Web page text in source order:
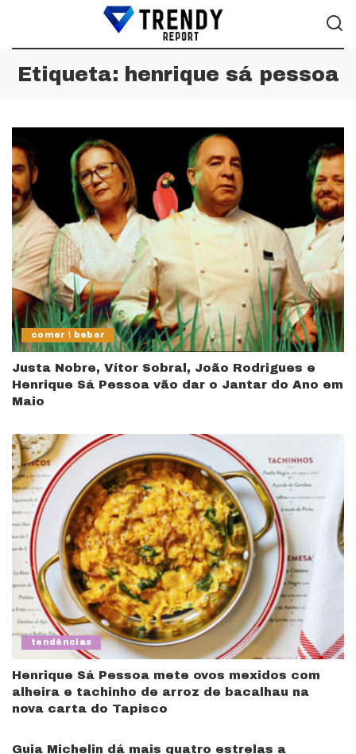
Etiqueta: henrique sá pessoa
comer \ beber
Justa Nobre, Vítor Sobral, João Rodrigues e
Henrique Sá Pessoa vão dar o Jantar do Ano em
Maio
tendências
Henrique Sá Pessoa mete ovos mexidos com
alheira e tachinho de arroz de bacalhau na
nova carta do Tapisco
Guia Michelin dá mais quatro estrelas a